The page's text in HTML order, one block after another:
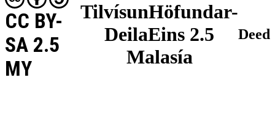
TilvísunHöfundar-
DeilaEins 2.5
Malasía
CC BY-
SA 2.5
MY
Deed